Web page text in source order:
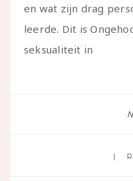
en wat zijn drag
leerde. Dit is
seksualiteit in